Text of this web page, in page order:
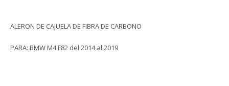
ALERON DE CAJUELA DE FIBRA DE CARBONO
PARA: BMW M4 F82 del 2014 al 2019